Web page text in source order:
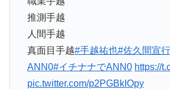
推測手越
人間手越
真面目手越#手越祐也#佐久間宣行
ANN0#イチナナでANN0 https://
pic.twitter.com/p2PGBkIOpy